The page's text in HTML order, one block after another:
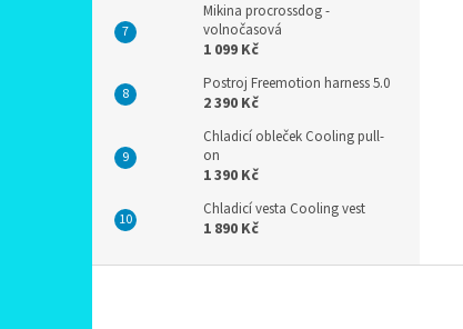
Mikina procrossdog -
volnočasová
1 099 Kč
Postroj Freemotion harness 5.0
2 390 Kč
Chladicí obleček Cooling pull-
on
1 390 Kč
Chladicí vesta Cooling vest
1 890 Kč